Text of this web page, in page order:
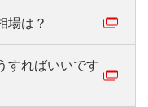
場は？
すればいいです